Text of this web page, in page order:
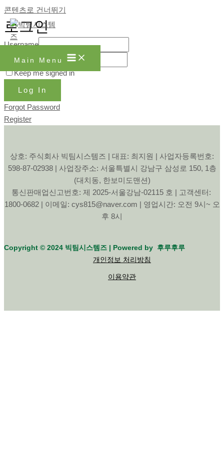
콘텐츠로 건너뛰기
Main Menu
로그인
Username
Password
Keep me signed in
Log In
Forgot Password
Register
상호: 주식회사 빅팀시스템즈 | 대표: 최지원 | 사업자등록번호:
598-87-02938 | 사업장주소: 서울특별시 강남구 삼성로 150, 1층
(대치동, 한보미도맨션)
통신판매업신고번호: 제 2025-서울강남-02115 호 | 고객센터:
1800-0682 | 이메일: cys815@naver.com | 영업시간: 오전 9시~ 오
후 8시
Copyright © 2024 빅팀시스템즈 | Powered by 후루후루
개인정보 처리방침
이용약관